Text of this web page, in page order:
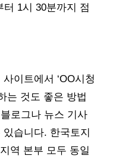
1시 30분까지 점
이트에서 ‘OO시청
는 것도 좋은 방법
로그나 뉴스 기사
습니다. 한국토지
역 본부 모두 동일